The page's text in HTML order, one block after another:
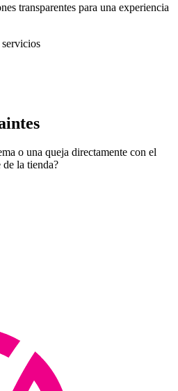
transparentes para una experiencia
o una queja directamente con el
la tienda?